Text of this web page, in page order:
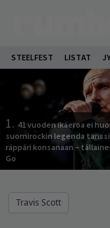
STEELFEST LISTAT
1. 41 vuoden ikäeroa ei
suomirockin legenda
räppäri konsanaan –
Go
Travis Scott